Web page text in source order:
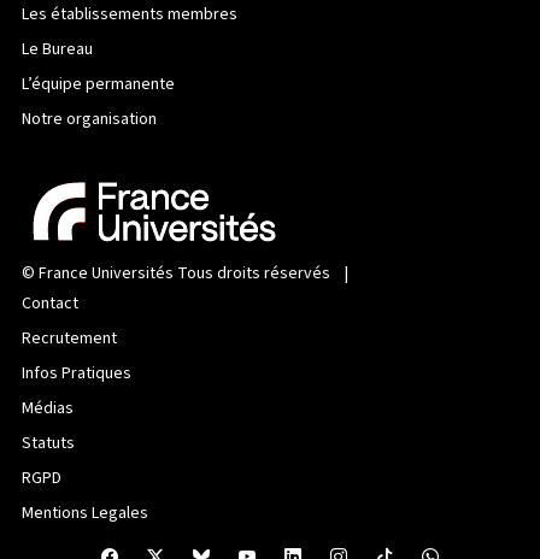
Les établissements membres
Le Bureau
L’équipe permanente
Notre organisation
© France Universités Tous droits réservés |
Contact
Recrutement
Infos Pratiques
Médias
Statuts
RGPD
Mentions Legales